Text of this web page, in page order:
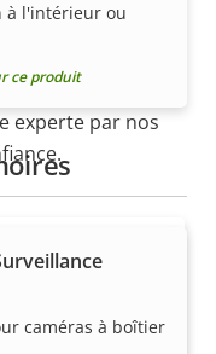
à l'intérieur ou
ce produit
caméras à boîtier
individuels sont
experte par nos